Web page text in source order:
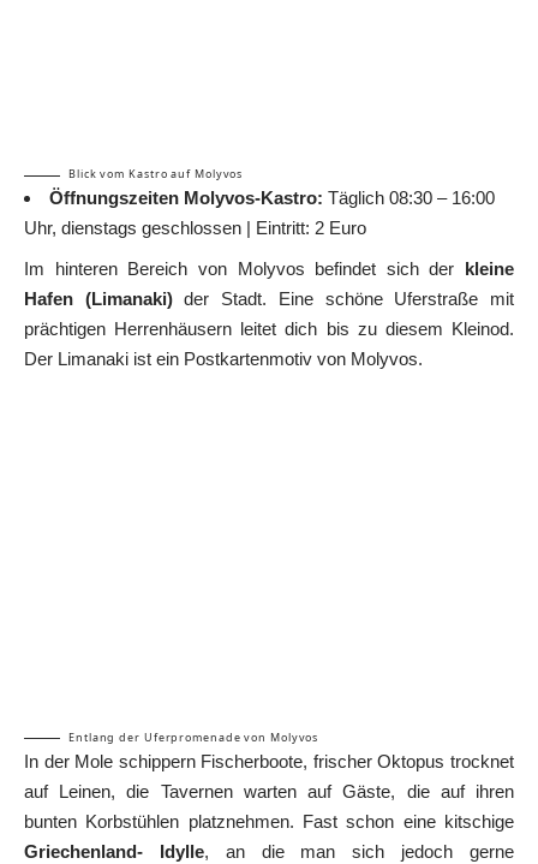
Blick vom Kastro auf Molyvos
Öffnungszeiten Molyvos-Kastro: Täglich 08:30 – 16:00
Uhr, dienstags geschlossen | Eintritt: 2 Euro
Im hinteren Bereich von Molyvos befindet sich der kleine
Hafen (Limanaki)der Stadt. Eine schöne Uferstraße mit
prächtigen Herrenhäusern leitet dich bis zu diesem Kleinod.
Der Limanaki ist ein Postkartenmotiv von Molyvos.
Entlang der Uferpromenade von Molyvos
In der Mole schippern Fischerboote, frischer Oktopus trocknet
auf Leinen, die Tavernen warten auf Gäste, die auf ihren
bunten Korbstühlen platznehmen. Fast schon eine kitschige
Griechenland- Idylle, an die man sich jedoch gerne